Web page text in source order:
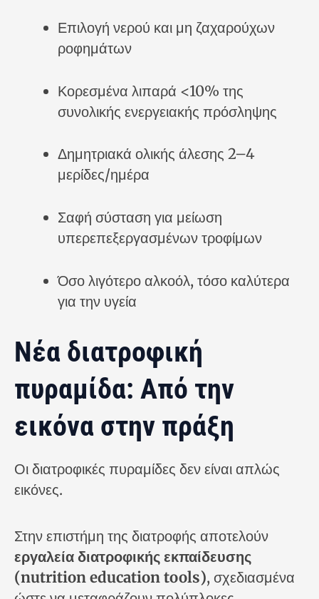
Επιλογή νερού και μη ζαχαρούχων
ροφημάτων
Κορεσμένα λιπαρά <10% της
συνολικής ενεργειακής πρόσληψης
Δημητριακά ολικής άλεσης 2–4
μερίδες/ημέρα
Σαφή σύσταση για μείωση
υπερεπεξεργασμένων τροφίμων
Όσο λιγότερο αλκοόλ, τόσο καλύτερα
για την υγεία
Νέα διατροφική
πυραμίδα: Από την
εικόνα στην πράξη
Οι διατροφικές πυραμίδες δεν είναι απλώς
εικόνες.
Στην επιστήμη της διατροφής αποτελούν
εργαλεία διατροφικής εκπαίδευσης
(nutrition education tools), σχεδιασμένα